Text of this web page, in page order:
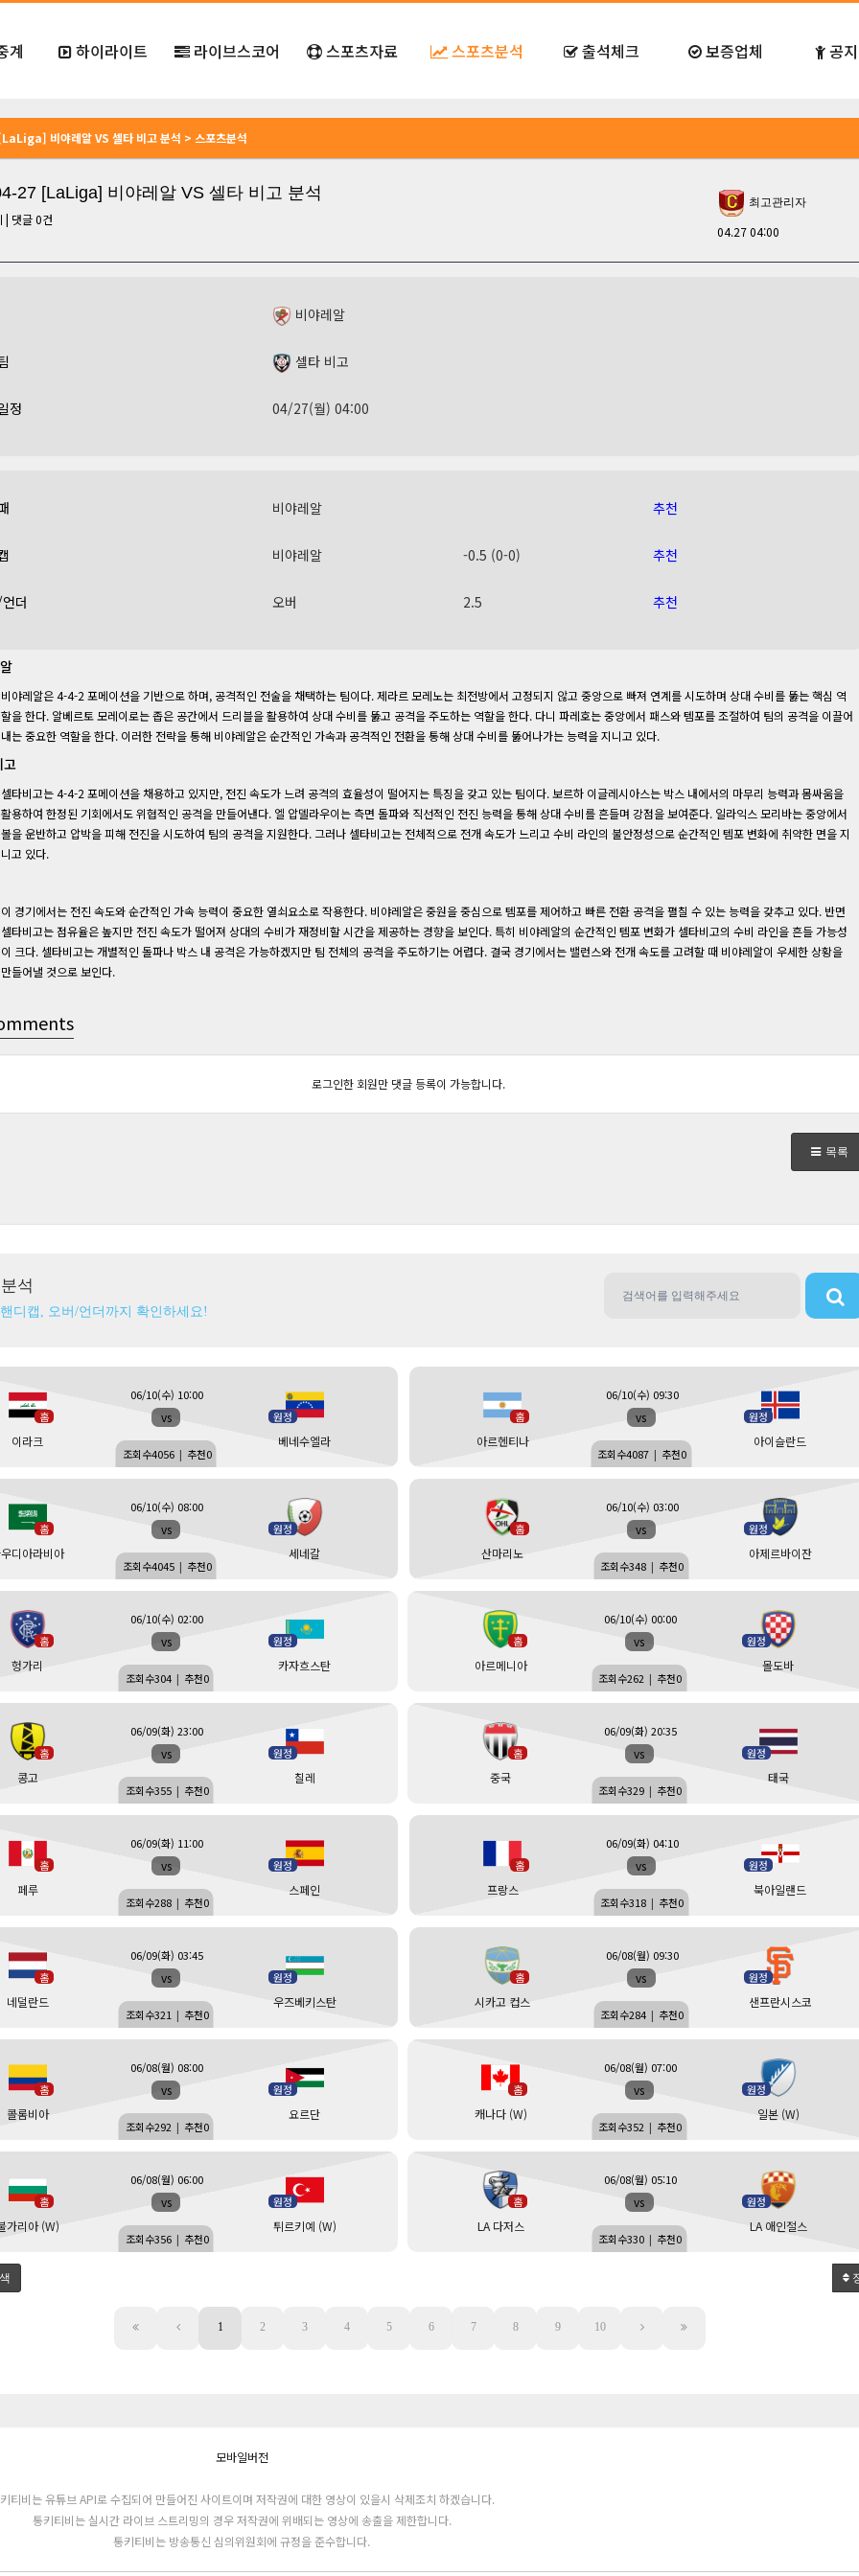
계 하이라이트 라이브스코어 스포츠자료 스포츠분석 출석체크 보증업체 공
비야레알 VS 셀타 비고 분석 > 스포츠분석
27 [LaLiga] 비야레알 VS 셀타 비고 분석
| 댓글0건
최고관리자
04.27 04:00
비야레알
셀타 비고
정 04/27(월) 04:00
비야레알 추천
비야레알 -0.5 (0-0) 추천
더 오버 2.5 추천
비야레알은 4-4-2 포메이션을 기반으로 하며, 공격적인 전술을 채택하는 팀이다. 제라르 모레노는 최전방에서 고정되지 않고 중앙으로 빠져 연계를 시도하며 상대 수비를 뚫는 핵심 역
할을 한다. 알베르토 모레이로는 좁은 공간에서 드리블을 활용하여 상대 수비를 뚫고 공격을 주도하는 역할을 한다. 다니 파레호는 중앙에서 패스와 템포를 조절하여 팀의 공격을 이끌어
내는 중요한 역할을 한다. 이러한 전략을 통해 비야레알은 순간적인 가속과 공격적인 전환을 통해 상대 수비를 뚫어나가는 능력을 지니고 있다.
고
셀타비고는 4-4-2 포메이션을 채용하고 있지만, 전진 속도가 느려 공격의 효율성이 떨어지는 특징을 갖고 있는 팀이다. 보르하 이글레시아스는 박스 내에서의 마무리 능력과 몸싸움을
활용하여 한정된 기회에서도 위협적인 공격을 만들어낸다. 엘 압델라우이는 측면 돌파와 직선적인 전진 능력을 통해 상대 수비를 흔들며 강점을 보여준다. 일라익스 모리바는 중앙에서
볼을 운반하고 압박을 피해 전진을 시도하여 팀의 공격을 지원한다. 그러나 셀타비고는 전체적으로 전개 속도가 느리고 수비 라인의 불안정성으로 순간적인 템포 변화에 취약한 면을 지
니고 있다.
이 경기에서는 전진 속도와 순간적인 가속 능력이 중요한 열쇠요소로 작용한다. 비야레알은 중원을 중심으로 템포를 제어하고 빠른 전환 공격을 펼칠 수 있는 능력을 갖추고 있다. 반면
셀타비고는 점유율은 높지만 전진 속도가 떨어져 상대의 수비가 재정비할 시간을 제공하는 경향을 보인다. 특히 비야레알의 순간적인 템포 변화가 셀타비고의 수비 라인을 흔들 가능성
이 크다. 셀타비고는 개별적인 돌파나 박스 내 공격은 가능하겠지만 팀 전체의 공격을 주도하기는 어렵다. 결국 경기에서는 밸런스와 전개 속도를 고려할 때 비야레알이 우세한 상황을
만들어낼 것으로 보인다.
로그인한 회원만 댓글 등록이 가능합니다.
목록
석
디캡, 오버/언더까지 확인하세요!
홈
이라크
vs 원정
베네수엘라
06/10(수) 10:00
조회수4056 | 추천0
홈
아르헨티나
vs 원정
아이슬란드
06/10(수) 09:30
조회수4087 | 추천0
홈
디아라비아
vs 원정
세네갈
06/10(수) 08:00
조회수4045 | 추천0
홈
산마리노
vs 원정
아제르바이잔
06/10(수) 03:00
조회수348 | 추천0
홈
헝가리
vs 원정
카자흐스탄
06/10(수) 02:00
조회수304 | 추천0
홈
아르메니아
vs 원정
몰도바
06/10(수) 00:00
조회수262 | 추천0
홈
콩고
vs 원정
칠레
06/09(화) 23:00
조회수355 | 추천0
홈
중국
vs 원정
태국
06/09(화) 20:35
조회수329 | 추천0
홈
페루
vs 원정
스페인
06/09(화) 11:00
조회수288 | 추천0
홈
프랑스
vs 원정
북아일랜드
06/09(화) 04:10
조회수318 | 추천0
홈
네덜란드
vs 원정
우즈베키스탄
06/09(화) 03:45
조회수321 | 추천0
홈
시카고 컵스
vs 원정
샌프란시스코
06/08(월) 09:30
조회수284 | 추천0
홈
콜롬비아
vs 원정
요르단
06/08(월) 08:00
조회수292 | 추천0
홈
캐나다 (W)
vs 원정
일본 (W)
06/08(월) 07:00
조회수352 | 추천0
홈
가리아 (W)
vs 원정
튀르키예 (W)
06/08(월) 06:00
조회수356 | 추천0
홈
LA 다저스
vs 원정
LA 애인절스
06/08(월) 05:10
조회수330 | 추천0
1 2 3 4 5 6 7 8 9 10
모바일버전
티비는 유튜브 API로 수집되어 만들어진 사이트이며 저작권에 대한 영상이 있을시 삭제조치 하겠습니다.
통키티비는 실시간 라이브 스트리밍의 경우 저작권에 위배되는 영상에 송출을 제한합니다.
통키티비는 방송통신 심의위원회에 규정을 준수합니다.